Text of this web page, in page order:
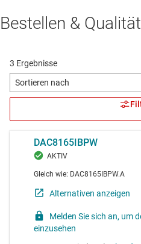
Bestellen & Qualität